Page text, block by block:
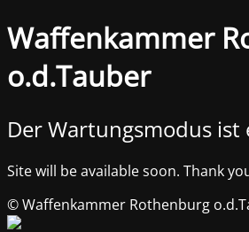
Waffenkammer
o.d.Tauber
Der Wartungsmodus ist
Site will be available soon. Thank
© Waffenkammer Rothenburg